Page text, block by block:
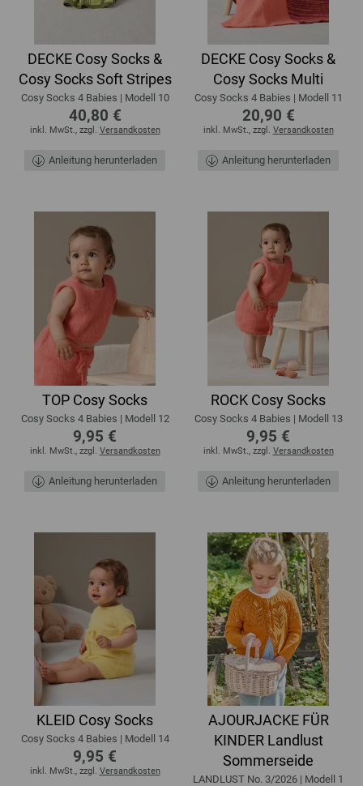
DECKE Cosy Socks &
Cosy Socks Soft Stripes
Cosy Socks 4 Babies | Modell 10
40,80 €
inkl. MwSt., zzgl. Versandkosten
Anleitung herunterladen
DECKE Cosy Socks &
Cosy Socks Multi
Cosy Socks 4 Babies | Modell 11
20,90 €
inkl. MwSt., zzgl. Versandkosten
Anleitung herunterladen
TOP Cosy Socks
Cosy Socks 4 Babies | Modell 12
9,95 €
inkl. MwSt., zzgl. Versandkosten
Anleitung herunterladen
ROCK Cosy Socks
Cosy Socks 4 Babies | Modell 13
9,95 €
inkl. MwSt., zzgl. Versandkosten
Anleitung herunterladen
KLEID Cosy Socks
Cosy Socks 4 Babies | Modell 14
9,95 €
inkl. MwSt., zzgl. Versandkosten
AJOURJACKE FÜR
KINDER Landlust
Sommerseide
LANDLUST No. 3/2026 | Modell 1